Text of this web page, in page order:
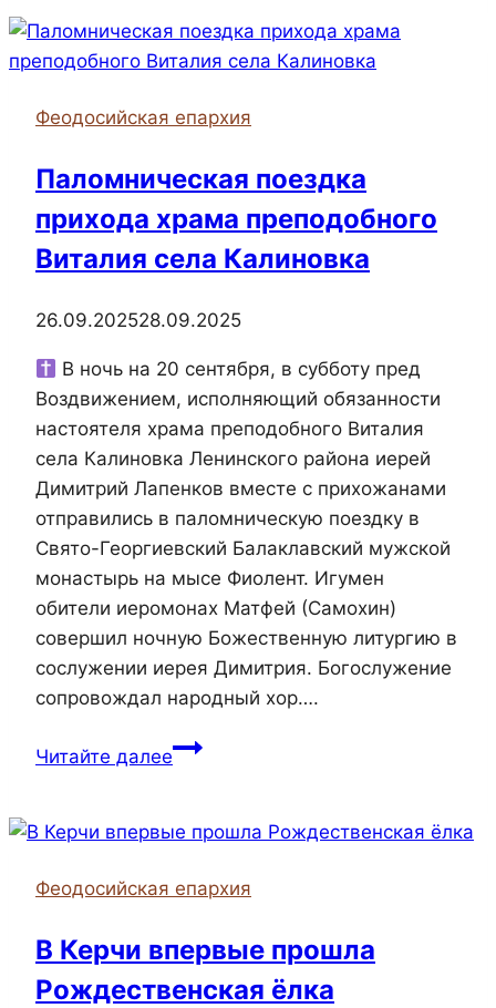
Божественную
литургию
храме
великомученика
Георгия
Победоносца
Катерлезского
Феодосийская епархия
Паломническая поездка
прихода храма преподобного
Виталия села Калиновка
26.09.202528.09.2025
В ночь на 20 сентября, в субботу пред
Воздвижением, исполняющий обязанности
настоятеля храма преподобного Виталия
села Калиновка Ленинского района иерей
Димитрий Лапенков вместе с прихожанами
отправились в паломническую поездку в
Свято-Георгиевский Балаклавский мужской
монастырь на мысе Фиолент. Игумен
обители иеромонах Матфей (Самохин)
совершил ночную Божественную литургию в
сослужении иерея Димитрия. Богослужение
сопровождал народный хор….
Читайте далееПаломническая
храма
Виталия
Калиновка
Феодосийская епархия
В Керчи впервые прошла
Рождественская ёлка